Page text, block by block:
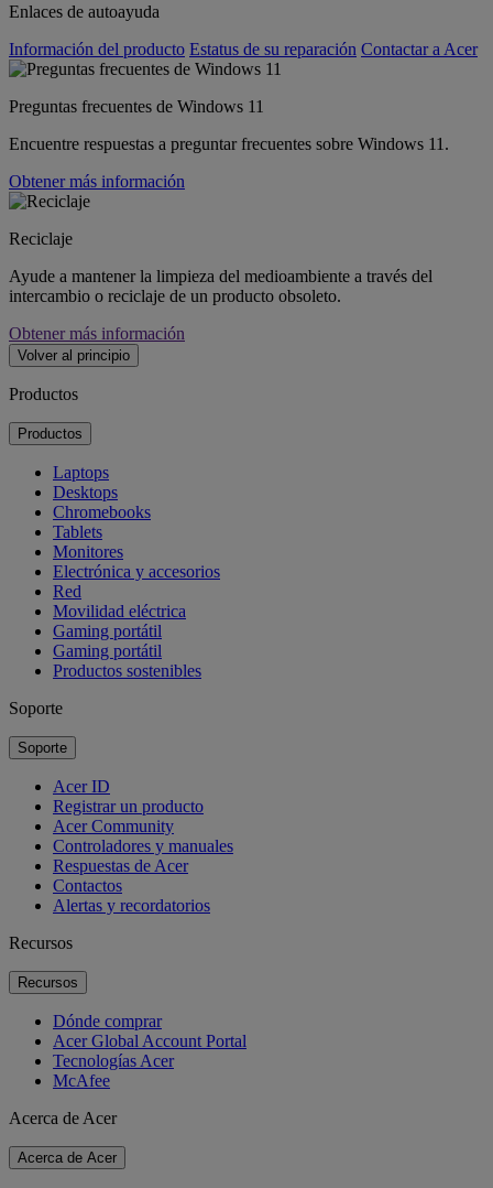
Enlaces de autoayuda
Información del producto Estatus de su reparación Contactar a Acer
Preguntas frecuentes de Windows 11
Encuentre respuestas a preguntar frecuentes sobre Windows 11.
Obtener más información
Reciclaje
Ayude a mantener la limpieza del medioambiente a través del
intercambio o reciclaje de un producto obsoleto.
Obtener más información
Volver al principio
Productos
Productos
Laptops
Desktops
Chromebooks
Tablets
Monitores
Electrónica y accesorios
Red
Movilidad eléctrica
Gaming portátil
Gaming portátil
Productos sostenibles
Soporte
Soporte
Acer ID
Registrar un producto
Acer Community
Controladores y manuales
Respuestas de Acer
Contactos
Alertas y recordatorios
Recursos
Recursos
Dónde comprar
Acer Global Account Portal
Tecnologías Acer
McAfee
Acerca de Acer
Acerca de Acer